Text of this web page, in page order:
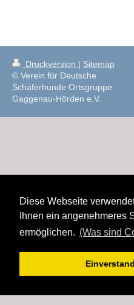
Diese Webseite
Ihnen ein angenehmeres
ermöglichen. (Was sind
Druckversion | Sitemap
© Verein für Deutsche
Schäferhunde Ortsgruppe
Gaggenau-Hörden e.V.